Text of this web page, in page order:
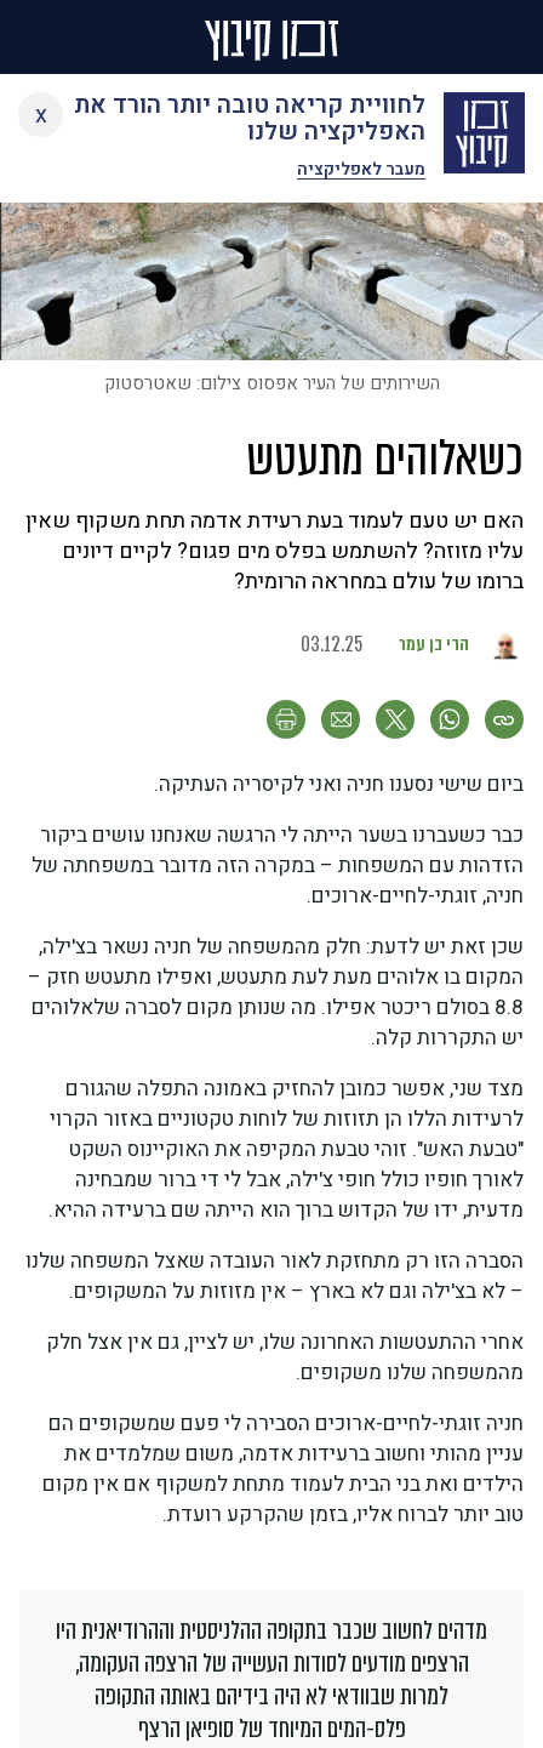
לחוויית קריאה טובה יותר הורד את
האפליקציה שלנו
מעבר לאפליקציה
x
Skip
content
השירותים של העיר אפסוס צילום: שאטרסטוק
כשאלוהים מתעטש
האם יש טעם לעמוד בעת רעידת אדמה תחת משקוף שאין
עליו מזוזה? להשתמש בפלס מים פגום? לקיים דיונים
ברומו של עולם במחראה הרומית?
הדי בן עמר 03.12.25
ביום שישי נסענו חניה ואני לקיסריה העתיקה.
כבר כשעברנו בשער הייתה לי הרגשה שאנחנו עושים ביקור
הזדהות עם המשפחות – במקרה הזה מדובר במשפחתה של
חניה, זוגתי-לחיים-ארוכים.
שכן זאת יש לדעת: חלק מהמשפחה של חניה נשאר בצ'ילה,
המקום בו אלוהים מעת לעת מתעטש, ואפילו מתעטש חזק –
8.8 בסולם ריכטר אפילו. מה שנותן מקום לסברה שלאלוהים
יש התקררות קלה.
מצד שני, אפשר כמובן להחזיק באמונה התפלה שהגורם
לרעידות הללו הן תזוזות של לוחות טקטוניים באזור הקרוי
"טבעת האש". זוהי טבעת המקיפה את האוקיינוס השקט
לאורך חופיו כולל חופי צ'ילה, אבל לי די ברור שמבחינה
מדעית, ידו של הקדוש ברוך הוא הייתה שם ברעידה ההיא.
הסברה הזו רק מתחזקת לאור העובדה שאצל המשפחה שלנו
– לא בצ'ילה וגם לא בארץ – אין מזוזות על המשקופים.
אחרי ההתעטשות האחרונה שלו, יש לציין, גם אין אצל חלק
מהמשפחה שלנו משקופים.
חניה זוגתי-לחיים-ארוכים הסבירה לי פעם שמשקופים הם
עניין מהותי וחשוב ברעידות אדמה, משום שמלמדים את
הילדים ואת בני הבית לעמוד מתחת למשקוף אם אין מקום
טוב יותר לברוח אליו, בזמן שהקרקע רועדת.
מדהים לחשוב שכבר בתקופה ההלניסטית וההרודיאנית היו
הרצפים מודעים לסודות העשייה של הרצפה העקומה,
למרות שבוודאי לא היה בידיהם באותה התקופה
פלס-המים המיוחד של סופיאן הרצף